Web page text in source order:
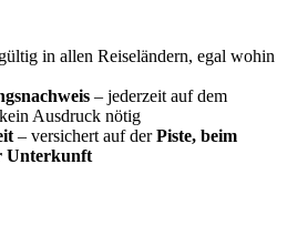
in allen Reiseländern, egal wohin
– jederzeit auf dem
Ausdruck nötig
– versichert auf derPiste, beim
Unterkunft